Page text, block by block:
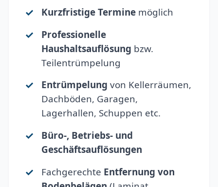
Kurzfristige Terminemöglich
Professionelle
Haushaltsauflösung bzw.
Teilentrümpelung
Entrümpelung von Kellerräumen,
Dachböden, Garagen,
Lagerhallen, Schuppen etc.
Büro-, Betriebs- und
Geschäftsauflösungen
Fachgerechte Entfernung von